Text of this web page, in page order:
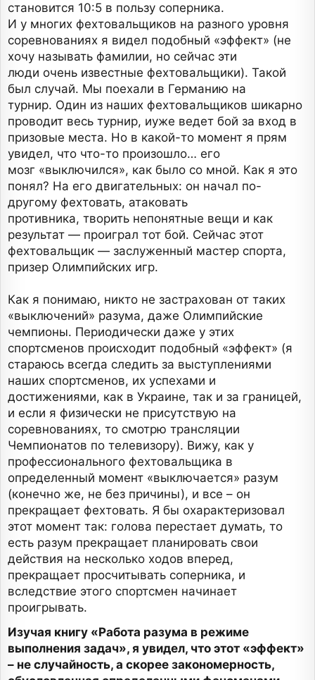
становится 10:5 в пользу соперника.
И у многих фехтовальщиков на разного уровня
соревнованиях я видел подобный «эффект» (не
хочу называть фамилии, но сейчас эти
люди очень известные фехтовальщики). Такой
был случай. Мы поехали в Германию на
турнир. Один из наших фехтовальщиков шикарно
проводит весь турнир, иуже ведет бой за вход в
призовые места. Но в какой-то момент я прям
увидел, что что-то произошло… его
мозг «выключился», как было со мной. Как я это
понял? На его двигательных: он начал по-
другому фехтовать, атаковать
противника, творить непонятные вещи и как
результат — проиграл тот бой. Сейчас этот
фехтовальщик — заслуженный мастер спорта,
призер Олимпийских игр.
Как я понимаю, никто не застрахован от таких
«выключений» разума, даже Олимпийские
чемпионы. Периодически даже у этих
спортсменов происходит подобный «эффект» (я
стараюсь всегда следить за выступлениями
наших спортсменов, их успехами и
достижениями, как в Украине, так и за границей,
и если я физически не присутствую на
соревнованиях, то смотрю трансляции
Чемпионатов по телевизору). Вижу, как у
профессионального фехтовальщика в
определенный момент «выключается» разум
(конечно же, не без причины), и все – он
прекращает фехтовать. Я бы охарактеризовал
этот момент так: голова перестает думать, то
есть разум прекращает планировать свои
действия на несколько ходов вперед,
прекращает просчитывать соперника, и
вследствие этого спортсмен начинает
проигрывать.
Изучая книгу «Работа разума в режиме
выполнения задач», я увидел, что этот «эффект»
– не случайность, а скорее закономерность,